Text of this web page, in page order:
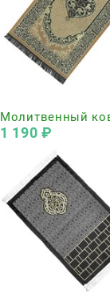
Молитвенный
1 190 ₽